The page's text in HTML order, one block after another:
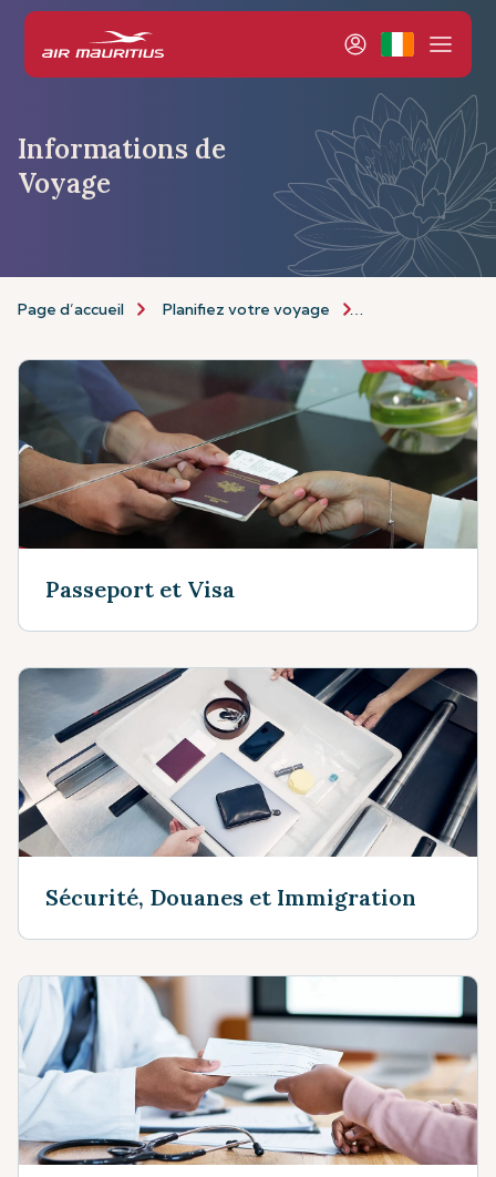
Informations de
Voyage
Page d’accueil Planifiez votre voyage
Passeport et Visa
Sécurité, Douanes et Immigration